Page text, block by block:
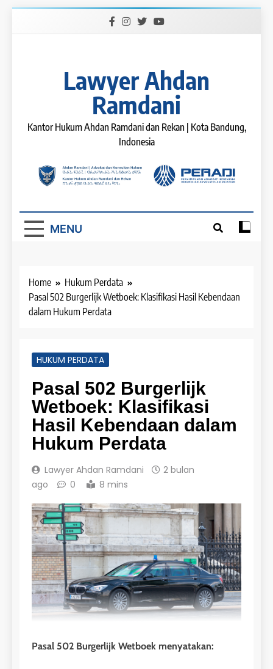
Lawyer Ahdan
Ramdani
Kantor Hukum Ahdan Ramdani dan Rekan | Kota Bandung,
Indonesia
MENU
Home
Hukum Perdata
Pasal 502 Burgerlijk Wetboek: Klasifikasi Hasil Kebendaan
dalam Hukum Perdata
HUKUM PERDATA
Pasal 502 Burgerlijk
Wetboek: Klasifikasi
Hasil Kebendaan dalam
Hukum Perdata
Lawyer Ahdan Ramdani
2 bulan
ago
0 8 mins
Pasal 502 Burgerlijk Wetboek menyatakan: